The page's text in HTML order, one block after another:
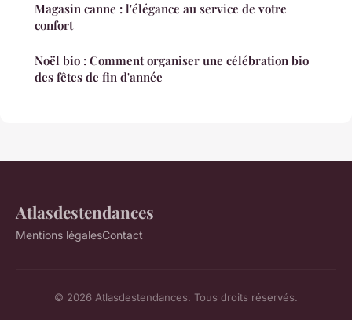
Magasin canne : l'élégance au service de votre
confort
Noël bio : Comment organiser une célébration bio
des fêtes de fin d'année
Atlasdestendances
Mentions légalesContact
© 2026 Atlasdestendances. Tous droits réservés.